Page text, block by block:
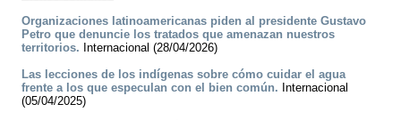
Organizaciones latinoamericanas piden al presidente Gustavo
Petro que denuncie los tratados que amenazan nuestros
territorios. Internacional (28/04/2026)
Las lecciones de los indígenas sobre cómo cuidar el agua
frente a los que especulan con el bien común. Internacional
(05/04/2025)